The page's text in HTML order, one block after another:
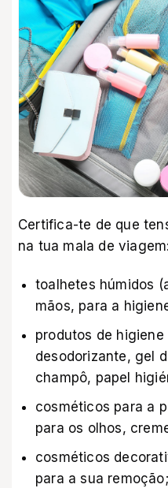
Certifica-te de que
na tua mala de viagem:
toalhetes húmidos
mãos, para a
produtos de
desodorizante, gel
champô, papel
cosméticos para a
para os olhos,
cosméticos
para a sua remoção;